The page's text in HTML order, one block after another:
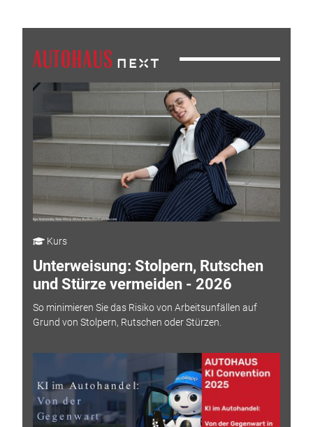
Kurs
Unterweisung: Stolpern, Rutschen
und Stürze vermeiden - 2026
So minimieren Sie das Risiko von Arbeitsunfällen auf
Grund von Stolpern, Rutschen oder Stürzen.